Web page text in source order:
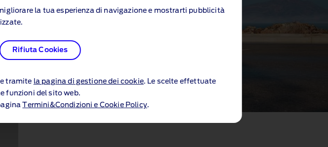
la tua esperienza di navigazione e mostrarti pubblicità
Rifiuta Cookies
tramite la pagina di gestione dei cookie. Le scelte effettuate
funzioni del sito web.
Termini&Condizioni e Cookie Policy.